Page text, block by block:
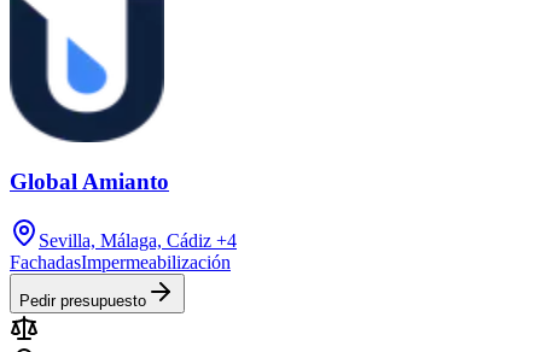
Global Amianto
Sevilla, Málaga, Cádiz +4
FachadasImpermeabilización
Pedir presupuesto